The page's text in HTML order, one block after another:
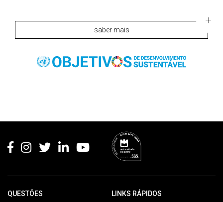
saber mais
QUESTÕES LINKS RÁPIDOS